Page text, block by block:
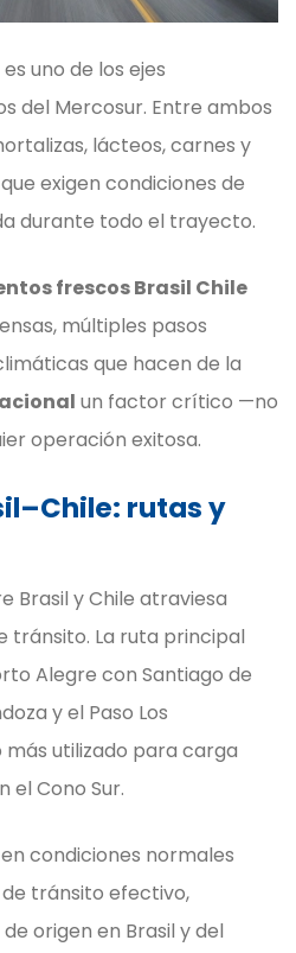
uno de los ejes
del Mercosur. Entre ambos
lácteos, carnes y
exigen condiciones de
durante todo el trayecto.
frescos Brasil Chile
múltiples pasos
que hacen de la
un factor crítico —no
operación exitosa.
rutas y
Brasil y Chile atraviesa
tránsito. La ruta principal
Alegre con Santiago de
y el Paso Los
más utilizado para carga
el Cono Sur.
condiciones normales
tránsito efectivo,
origen en Brasil y del